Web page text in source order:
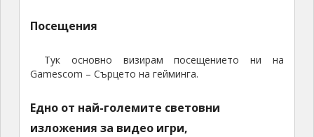
Посещения
Тук основно визирам посещението ни на
Gamescom – Сърцето на гейминга.
Едно от най-големите световни
изложения за видео игри,